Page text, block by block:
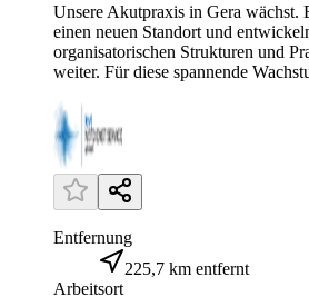
Unsere Akutpraxis in Gera wächst.
einen neuen Standort und
organisatorischen Strukturen und
weiter. Für diese spannende
Entfernung
225,7 km entfernt
Arbeitsort